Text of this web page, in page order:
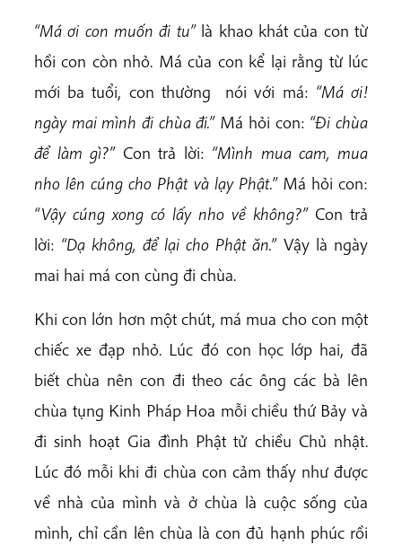
“Má ơi con muốn đi tu”là khao khát của con từ
hồi con còn nhỏ. Má của con kể lại rằng từ lúc
mới ba tuổi, con thường nói với má: “Má ơi!
ngày mai mình đi chùa đi.”Má hỏi con: “Đi chùa
để làm gì?”Con trả lời: “Mình mua cam, mua
nho lên cúng cho Phật và lạy Phật.”Má hỏi con:
“Vậy cúng xong có lấy nho về không?”Con trả
lời: “Dạ không, để lại cho Phật ăn.”Vậy là ngày
mai hai má con cùng đi chùa.
Khi con lớn hơn một chút, má mua cho con một
chiếc xe đạp nhỏ. Lúc đó con học lớp hai, đã
biết chùa nên con đi theo các ông các bà lên
chùa tụng Kinh Pháp Hoa mỗi chiều thứ Bảy và
đi sinh hoạt Gia đình Phật tử chiều Chủ nhật.
Lúc đó mỗi khi đi chùa con cảm thấy như được
về nhà của mình và ở chùa là cuộc sống của
mình, chỉ cần lên chùa là con đủ hạnh phúc rồi